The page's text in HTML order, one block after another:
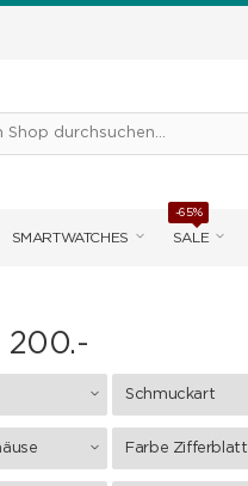
SMARTWATCHES SALE
-65%
200.-
Schmuckart
Farbe Zifferblatt